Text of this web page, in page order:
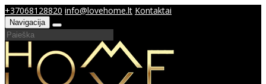
+37068128820 info@lovehome.lt Kontaktai
Navigacija